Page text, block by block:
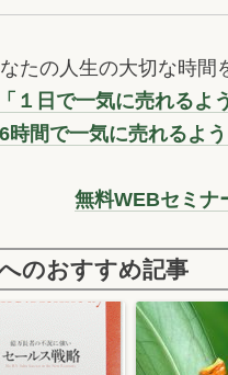
たの人生の大切な時間
「１日で一気に売れるよ
時間で一気に売れるよ
無料WEBセミナ
のおすすめ記事